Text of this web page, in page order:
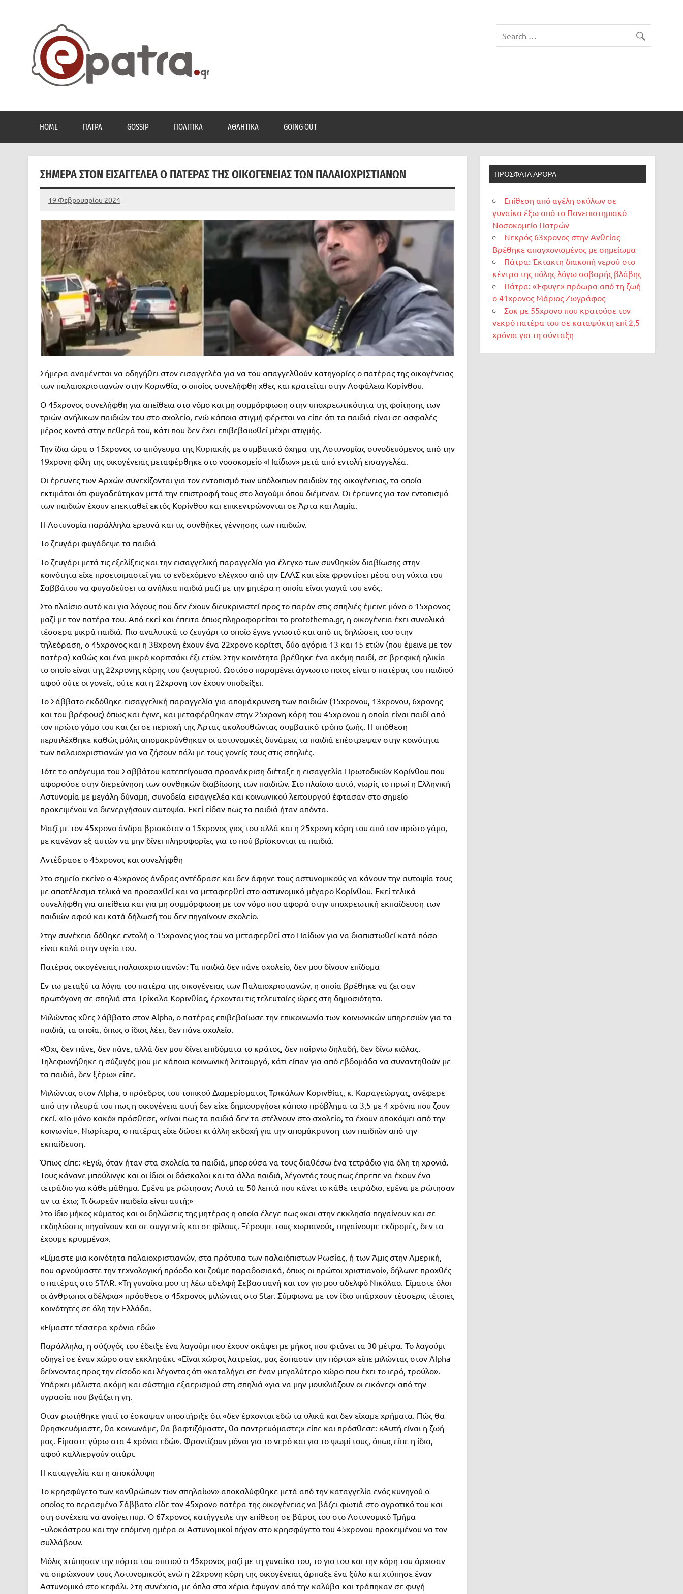
HOME ΠΆΤΡΑ GOSSIP ΠΟΛΙΤΙΚΆ ΑΘΛΗΤΙΚΆ GOING OUT
ΣΉΜΕΡΑ ΣΤΟΝ ΕΙΣΑΓΓΕΛΈΑ Ο ΠΑΤΈΡΑΣ ΤΗΣ ΟΙΚΟΓΈΝΕΙΑΣ ΤΩΝ ΠΑΛΑΙΟΧΡΙΣΤΙΑΝΏΝ
19 Φεβρουαρίου 2024
Σήμερα αναμένεται να οδηγήθει στον εισαγγελέα για να του απαγγελθούν κατηγορίες ο πατέρας της οικογένειας
των παλαιοχριστιανών στην Κορινθία, ο οποίος συνελήφθη χθες και κρατείται στην Ασφάλεια Κορίνθου.
Ο 45χρονος συνελήφθη για απείθεια στο νόμο και μη συμμόρφωση στην υποχρεωτικότητα της φοίτησης των
τριών ανήλικων παιδιών του στο σχολείο, ενώ κάποια στιγμή φέρεται να είπε ότι τα παιδιά είναι σε ασφαλές
μέρος κοντά στην πεθερά του, κάτι που δεν έχει επιβεβαιωθεί μέχρι στιγμής.
Την ίδια ώρα ο 15χρονος το απόγευμα της Κυριακής με συμβατικό όχημα της Αστυνομίας συνοδευόμενος από την
19χρονη φίλη της οικογένειας μεταφέρθηκε στο νοσοκομείο «Παίδων» μετά από εντολή εισαγγελέα.
Οι έρευνες των Αρχών συνεχίζονται για τον εντοπισμό των υπόλοιπων παιδιών της οικογένειας, τα οποία
εκτιμάται ότι φυγαδεύτηκαν μετά την επιστροφή τους στο λαγούμι όπου διέμεναν. Οι έρευνες για τον εντοπισμό
των παιδιών έχουν επεκταθεί εκτός Κορίνθου και επικεντρώνονται σε Άρτα και Λαμία.
Η Αστυνομία παράλληλα ερευνά και τις συνθήκες γέννησης των παιδιών.
Το ζευγάρι φυγάδεψε τα παιδιά
Το ζευγάρι μετά τις εξελίξεις και την εισαγγελική παραγγελία για έλεγχο των συνθηκών διαβίωσης στην
κοινότητα είχε προετοιμαστεί για το ενδεχόμενο ελέγχου από την ΕΛΑΣ και είχε φροντίσει μέσα στη νύχτα του
Σαββάτου να φυγαδεύσει τα ανήλικα παιδιά μαζί με την μητέρα η οποία είναι γιαγιά του ενός.
Στο πλαίσιο αυτό και για λόγους που δεν έχουν διευκρινιστεί προς το παρόν στις σπηλιές έμεινε μόνο ο 15χρονος
μαζί με τον πατέρα του. Από εκεί και έπειτα όπως πληροφορείται το protothema.gr, η οικογένεια έχει συνολικά
τέσσερα μικρά παιδιά. Πιο αναλυτικά το ζευγάρι το οποίο έγινε γνωστό και από τις δηλώσεις του στην
τηλεόραση, ο 45χρονος και η 38χρονη έχουν ένα 22χρονο κορίτσι, δύο αγόρια 13 και 15 ετών (που έμεινε με τον
πατέρα) καθώς και ένα μικρό κοριτσάκι έξι ετών. Στην κοινότητα βρέθηκε ένα ακόμη παιδί, σε βρεφική ηλικία
το οποίο είναι της 22χρονης κόρης του ζευγαριού. Ωστόσο παραμένει άγνωστο ποιος είναι ο πατέρας του παιδιού
αφού ούτε οι γονείς, ούτε και η 22χρονη τον έχουν υποδείξει.
Το Σάββατο εκδόθηκε εισαγγελική παραγγελία για απομάκρυνση των παιδιών (15χρονου, 13χρονου, 6χρονης
και του βρέφους) όπως και έγινε, και μεταφέρθηκαν στην 25χρονη κόρη του 45χρονου η οποία είναι παιδί από
τον πρώτο γάμο του και ζει σε περιοχή της Άρτας ακολουθώντας συμβατικό τρόπο ζωής. Η υπόθεση
περιπλέχθηκε καθώς μόλις απομακρύνθηκαν οι αστυνομικές δυνάμεις τα παιδιά επέστρεψαν στην κοινότητα
των παλαιοχριστιανών για να ζήσουν πάλι με τους γονείς τους στις σπηλιές.
Τότε το απόγευμα του Σαββάτου κατεπείγουσα προανάκριση διέταξε η εισαγγελία Πρωτοδικών Κορίνθου που
αφορούσε στην διερεύνηση των συνθηκών διαβίωσης των παιδιών. Στο πλαίσιο αυτό, νωρίς το πρωί η Ελληνική
Αστυνομία με μεγάλη δύναμη, συνοδεία εισαγγελέα και κοινωνικού λειτουργού έφτασαν στο σημείο
προκειμένου να διενεργήσουν αυτοψία. Εκεί είδαν πως τα παιδιά ήταν απόντα.
Μαζί με τον 45χρονο άνδρα βρισκόταν ο 15χρονος γιος του αλλά και η 25χρονη κόρη του από τον πρώτο γάμο,
με κανέναν εξ αυτών να μην δίνει πληροφορίες για το πού βρίσκονται τα παιδιά.
Αντέδρασε ο 45χρονος και συνελήφθη
Στο σημείο εκείνο ο 45χρονος άνδρας αντέδρασε και δεν άφηνε τους αστυνομικούς να κάνουν την αυτοψία τους
με αποτέλεσμα τελικά να προσαχθεί και να μεταφερθεί στο αστυνομικό μέγαρο Κορίνθου. Εκεί τελικά
συνελήφθη για απείθεια και για μη συμμόρφωση με τον νόμο που αφορά στην υποχρεωτική εκπαίδευση των
παιδιών αφού και κατά δήλωσή του δεν πηγαίνουν σχολείο.
Στην συνέχεια δόθηκε εντολή ο 15χρονος γιος του να μεταφερθεί στο Παίδων για να διαπιστωθεί κατά πόσο
είναι καλά στην υγεία του.
Πατέρας οικογένειας παλαιοχριστιανών: Τα παιδιά δεν πάνε σχολείο, δεν μου δίνουν επίδομα
Εν τω μεταξύ τα λόγια του πατέρα της οικογένειας των Παλαιοχριστιανών, η οποία βρέθηκε να ζει σαν
πρωτόγονη σε σπηλιά στα Τρίκαλα Κορινθίας, έρχονται τις τελευταίες ώρες στη δημοσιότητα.
Μιλώντας χθες Σάββατο στον Alpha, ο πατέρας επιβεβαίωσε την επικοινωνία των κοινωνικών υπηρεσιών για τα
παιδιά, τα οποία, όπως ο ίδιος λέει, δεν πάνε σχολείο.
«Όχι, δεν πάνε, δεν πάνε, αλλά δεν μου δίνει επιδόματα το κράτος, δεν παίρνω δηλαδή, δεν δίνω κιόλας.
Τηλεφωνήθηκε η σύζυγός μου με κάποια κοινωνική λειτουργό, κάτι είπαν για από εβδομάδα να συναντηθούν με
τα παιδιά, δεν ξέρω» είπε.
Μιλώντας στον Alpha, ο πρόεδρος του τοπικού Διαμερίσματος Τρικάλων Κορινθίας, κ. Καραγεώργας, ανέφερε
από την πλευρά του πως η οικογένεια αυτή δεν είχε δημιουργήσει κάποιο πρόβλημα τα 3,5 με 4 χρόνια που ζουν
εκεί. «Το μόνο κακό» πρόσθεσε, «είναι πως τα παιδιά δεν τα στέλνουν στο σχολείο, τα έχουν αποκόψει από την
κοινωνία». Νωρίτερα, ο πατέρας είχε δώσει κι άλλη εκδοχή για την απομάκρυνση των παιδιών από την
εκπαίδευση.
Όπως είπε: «Εγώ, όταν ήταν στα σχολεία τα παιδιά, μπορούσα να τους διαθέσω ένα τετράδιο για όλη τη χρονιά.
Τους κάνανε μπούλινγκ και οι ίδιοι οι δάσκαλοι και τα άλλα παιδιά, λέγοντάς τους πως έπρεπε να έχουν ένα
τετράδιο για κάθε μάθημα. Εμένα με ρώτησαν; Αυτά τα 50 λεπτά που κάνει το κάθε τετράδιο, εμένα με ρώτησαν
αν τα έχω; Τι δωρεάν παιδεία είναι αυτή;»
Στο ίδιο μήκος κύματος και οι δηλώσεις της μητέρας η οποία έλεγε πως «και στην εκκλησία πηγαίνουν και σε
εκδηλώσεις πηγαίνουν και σε συγγενείς και σε φίλους. Ξέρουμε τους χωριανούς, πηγαίνουμε εκδρομές, δεν τα
έχουμε κρυμμένα».
«Είμαστε μια κοινότητα παλαιοχριστιανών, στα πρότυπα των παλαιόπιστων Ρωσίας, ή των Άμις στην Αμερική,
που αρνούμαστε την τεχνολογική πρόοδο και ζούμε παραδοσιακά, όπως οι πρώτοι χριστιανοί», δήλωνε προχθές
ο πατέρας στο STAR. «Τη γυναίκα μου τη λέω αδελφή Σεβαστιανή και τον γιο μου αδελφό Νικόλαο. Είμαστε όλοι
οι άνθρωποι αδέλφια» πρόσθεσε ο 45χρονος μιλώντας στο Star. Σύμφωνα με τον ίδιο υπάρχουν τέσσερις τέτοιες
κοινότητες σε όλη την Ελλάδα.
«Είμαστε τέσσερα χρόνια εδώ»
Παράλληλα, η σύζυγός του έδειξε ένα λαγούμι που έχουν σκάψει με μήκος που φτάνει τα 30 μέτρα. Το λαγούμι
οδηγεί σε έναν χώρο σαν εκκλησάκι. «Είναι χώρος λατρείας, μας έσπασαν την πόρτα» είπε μιλώντας στον Alpha
δείχνοντας προς την είσοδο και λέγοντας ότι «καταλήγει σε έναν μεγαλύτερο χώρο που έχει το ιερό, τρούλο».
Υπάρχει μάλιστα ακόμη και σύστημα εξαερισμού στη σπηλιά «για να μην μουχλιάζουν οι εικόνες» από την
υγρασία που βγάζει η γη.
Οταν ρωτήθηκε γιατί το έσκαψαν υποστήριξε ότι «δεν έρχονται εδώ τα υλικά και δεν είχαμε χρήματα. Πώς θα
θρησκευόμαστε, θα κοινωνάμε, θα βαφτιζόμαστε, θα παντρευόμαστε;» είπε και πρόσθεσε: «Αυτή είναι η ζωή
μας. Είμαστε γύρω στα 4 χρόνια εδώ». Φροντίζουν μόνοι για το νερό και για το ψωμί τους, όπως είπε η ίδια,
αφού καλλιεργούν σιτάρι.
Η καταγγελία και η αποκάλυψη
Το κρησφύγετο των «ανθρώπων των σπηλαίων» αποκαλύφθηκε μετά από την καταγγελία ενός κυνηγού ο
οποίος το περασμένο Σάββατο είδε τον 45χρονο πατέρα της οικογένειας να βάζει φωτιά στο αγροτικό του και
στη συνέχεια να ανοίγει πυρ. Ο 67χρονος κατήγγειλε την επίθεση σε βάρος του στο Αστυνομικό Τμήμα
Ξυλοκάστρου και την επόμενη ημέρα οι Αστυνομικοί πήγαν στο κρησφύγετο του 45χρονου προκειμένου να τον
συλλάβουν.
Μόλις χτύπησαν την πόρτα του σπιτιού ο 45χρονος μαζί με τη γυναίκα του, το γιο του και την κόρη του άρχισαν
να σπρώχνουν τους Αστυνομικούς ενώ η 22χρονη κόρη της οικογένειας άρπαξε ένα ξύλο και χτύπησε έναν
Αστυνομικό στο κεφάλι. Στη συνέχεια, με όπλα στα χέρια έφυγαν από την καλύβα και τράπηκαν σε φυγή
ΠΡΌΣΦΑΤΑ ΆΡΘΡΑ
Επίθεση από αγέλη σκύλων σε
γυναίκα έξω από το Πανεπιστημιακό
Νοσοκομείο Πατρών
Νεκρός 63χρονος στην Ανθείας –
Βρέθηκε απαγχονισμένος με σημείωμα
Πάτρα: Έκτακτη διακοπή νερού στο
κέντρο της πόλης λόγω σοβαρής βλάβης
Πάτρα: «Έφυγε» πρόωρα από τη ζωή
ο 41χρονος Μάριος Ζωγράφος
Σοκ με 55χρονο που κρατούσε τον
νεκρό πατέρα του σε καταψύκτη επί 2,5
χρόνια για τη σύνταξη